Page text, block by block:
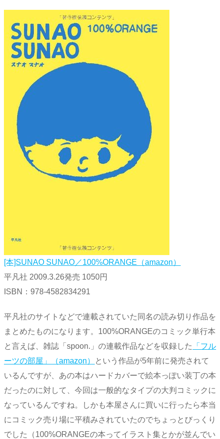
[本]SUNAO SUNAO／100%ORANGE（amazon）
平凡社 2009.3.26発売 1050円
ISBN：978-4582834291
平凡社のサイトなどで連載されていた同名の読み切り作品を
まとめたものになります。100%ORANGEのコミック単行本
と言えば、雑誌「spoon.」の連載作品などを収録した
「フル
ーツの部屋」（amazon）
という作品が5年前に発売されて
いるんですが、あの本はハードカバーで絵本っぽい装丁の本
だったのに対して、今回は一般的なタイプの大判コミックに
なっているんですね。しかも本屋さんに買いに行ったら本当
にコミック売り場に平積みされていたのでちょっとびっくり
でした（100%ORANGEの本ってイラスト集とかが並んでい